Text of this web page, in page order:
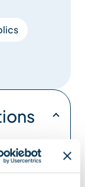
Méribel